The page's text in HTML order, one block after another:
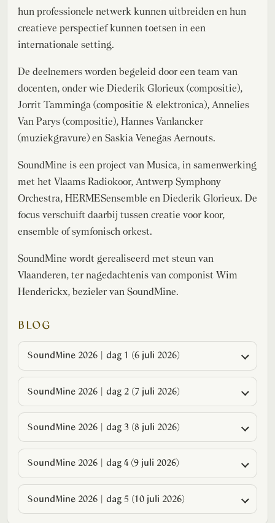
hun professionele netwerk kunnen uitbreiden en hun
creatieve perspectief kunnen toetsen in een
internationale setting.
De deelnemers worden begeleid door een team van
docenten, onder wie Diederik Glorieux (compositie),
Jorrit Tamminga (compositie & elektronica), Annelies
Van Parys (compositie), Hannes Vanlancker
(muziekgravure) en Saskia Venegas Aernouts.
SoundMine is een project van Musica, in samenwerking
met het Vlaams Radiokoor, Antwerp Symphony
Orchestra, HERMESensemble en Diederik Glorieux. De
focus verschuift daarbij tussen creatie voor koor,
ensemble of symfonisch orkest.
SoundMine wordt gerealiseerd met steun van
Vlaanderen, ter nagedachtenis van componist Wim
Henderickx, bezieler van SoundMine.
BLOG
SoundMine 2026 | dag 1 (6 juli 2026)
SoundMine 2026 | dag 2 (7 juli 2026)
SoundMine 2026 | dag 3 (8 juli 2026)
SoundMine 2026 | dag 4 (9 juli 2026)
SoundMine 2026 | dag 5 (10 juli 2026)